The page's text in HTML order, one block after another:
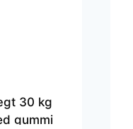
30 kg
gummi